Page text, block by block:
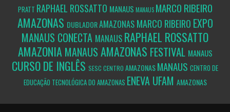
PRATT RAPHAEL ROSSATTO MANAUS MANAUS MARCO RIBEIRO
AMAZONAS DUBLADORAMAZONAS MARCO RIBEIRO EXPO
MANAUS CONECTA MANAUS RAPHAEL ROSSATTO
AMAZONIA MANAUS AMAZONAS FESTIVAL MANAUS
CURSO DE INGLÊS SESC CENTRO AMAZONASMANAUS CENTRO DE
EDUCAÇÃO TECNOLÓGICA DO AMAZONAS ENEVA UFAM AMAZONAS